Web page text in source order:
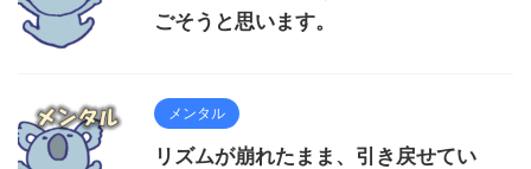
ごそうと思います。
メンタル
リズムが崩れたまま、引き戻せてい